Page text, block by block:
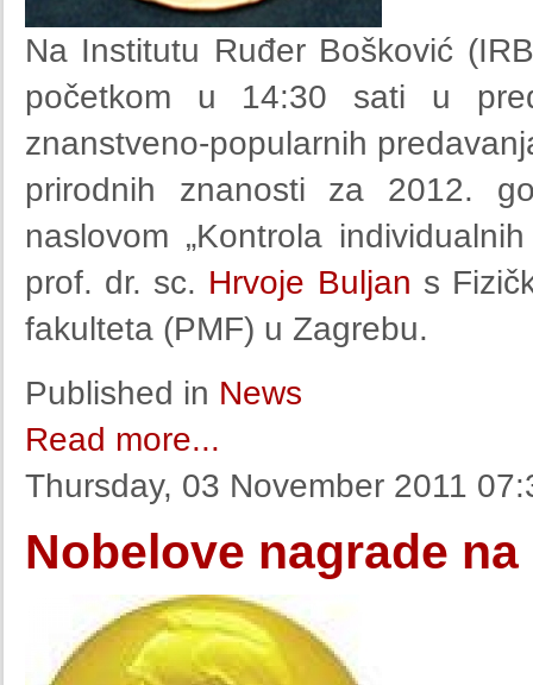
Na Institutu Ruđer Bošković
početkom u 14:30 sati u
znanstveno-popularnih
prirodnih znanosti za 2012.
naslovom „Kontrola
prof. dr. sc. Hrvoje Buljan s
fakulteta (PMF) u Zagrebu.
Published in News
Read more...
Thursday, 03 November 2011
Nobelove nagrade na